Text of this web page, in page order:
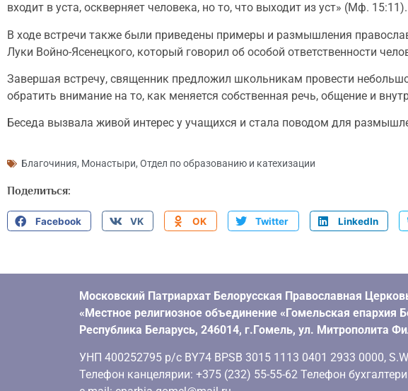
входит в уста, оскверняет человека, но то, что выходит из уст» (Мф. 15:11).
В ходе встречи также были приведены примеры и размышления
Луки Войно-Ясенецкого, который говорил об особой ответственности
Завершая встречу, священник предложил школьникам провести
обратить внимание на то, как меняется собственная речь, общение и
Беседа вызвала живой интерес у учащихся и стала поводом для
Благочиния, Монастыри, Отдел по образованию и катехизации
Поделиться:
Facebook VK OK Twitter LinkedIn
Московский Патриархат Белорусская Православная
«Местное религиозное объединение «Гомельская епархия
Республика Беларусь, 246014, г.Гомель, ул. Митрополита
УНП 400252795 р/с BY74 BPSB 3015 1113 0401 2933 0000,
Телефон канцелярии: +375 (232) 55-55-62 Телефон